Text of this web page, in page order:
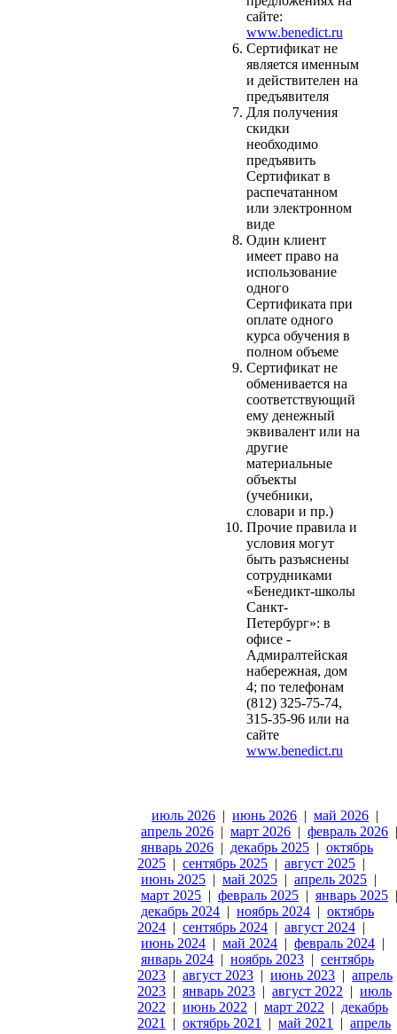
сайте:
www.benedict.ru
Сертификат не
является именным
и действителен на
предъявителя
Для получения
скидки
необходимо
предъявить
Сертификат в
распечатанном
или электронном
виде
Один клиент
имеет право на
использование
одного
Сертификата при
оплате одного
курса обучения в
полном объеме
Сертификат не
обменивается на
соответствующий
ему денежный
эквивалент или на
другие
материальные
объекты
(учебники,
словари и пр.)
Прочие правила и
условия могут
быть разъяснены
сотрудниками
«Бенедикт-школы
Санкт-
Петербург»: в
офисе -
Адмиралтейская
набережная, дом
4; по телефонам
(812) 325-75-74,
315-35-96 или на
сайте
www.benedict.ru
июль 2026 | июнь 2026 | май 2026 |
апрель 2026 | март 2026 | февраль 2026 |
январь 2026 | декабрь 2025 | октябрь
2025 | сентябрь 2025 | август 2025 |
июнь 2025 | май 2025 | апрель 2025 |
март 2025 | февраль 2025 | январь 2025 |
декабрь 2024 | ноябрь 2024 | октябрь
2024 | сентябрь 2024 | август 2024 |
июнь 2024 | май 2024 | февраль 2024 |
январь 2024 | ноябрь 2023 | сентябрь
2023 | август 2023 | июнь 2023 | апрель
2023 | январь 2023 | август 2022 | июль
2022 | июнь 2022 | март 2022 | декабрь
2021
| октябрь 2021 | май 2021 | апрель